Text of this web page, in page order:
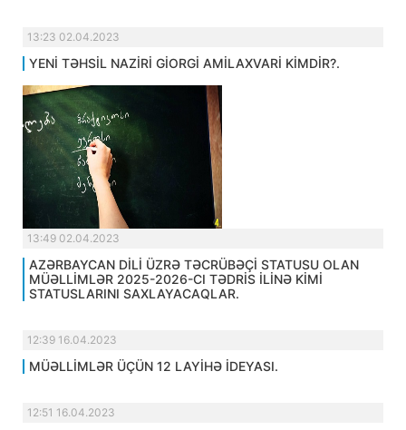
13:23 02.04.2023
YENİ TƏHSİL NAZİRİ GİORGİ AMİLAXVARİ KİMDİR?.
13:49 02.04.2023
AZƏRBAYCAN DİLİ ÜZRƏ TƏCRÜBƏÇİ STATUSU OLAN
MÜƏLLİMLƏR 2025-2026-CI TƏDRİS İLİNƏ KİMİ
STATUSLARINI SAXLAYACAQLAR.
12:39 16.04.2023
MÜƏLLİMLƏR ÜÇÜN 12 LAYİHƏ İDEYASI.
12:51 16.04.2023